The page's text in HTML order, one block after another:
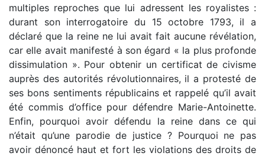
multiples reproches que lui adressent les royalistes :
durant son interrogatoire du 15 octobre 1793, il a
déclaré que la reine ne lui avait fait aucune révélation,
car elle avait manifesté à son égard « la plus profonde
dissimulation ». Pour obtenir un certificat de civisme
auprès des autorités révolutionnaires, il a protesté de
ses bons sentiments républicains et rappelé qu’il avait
été commis d’office pour défendre Marie-Antoinette.
Enfin, pourquoi avoir défendu la reine dans ce qui
n’était qu’une parodie de justice ? Pourquoi ne pas
avoir dénoncé haut et fort les violations des droits de